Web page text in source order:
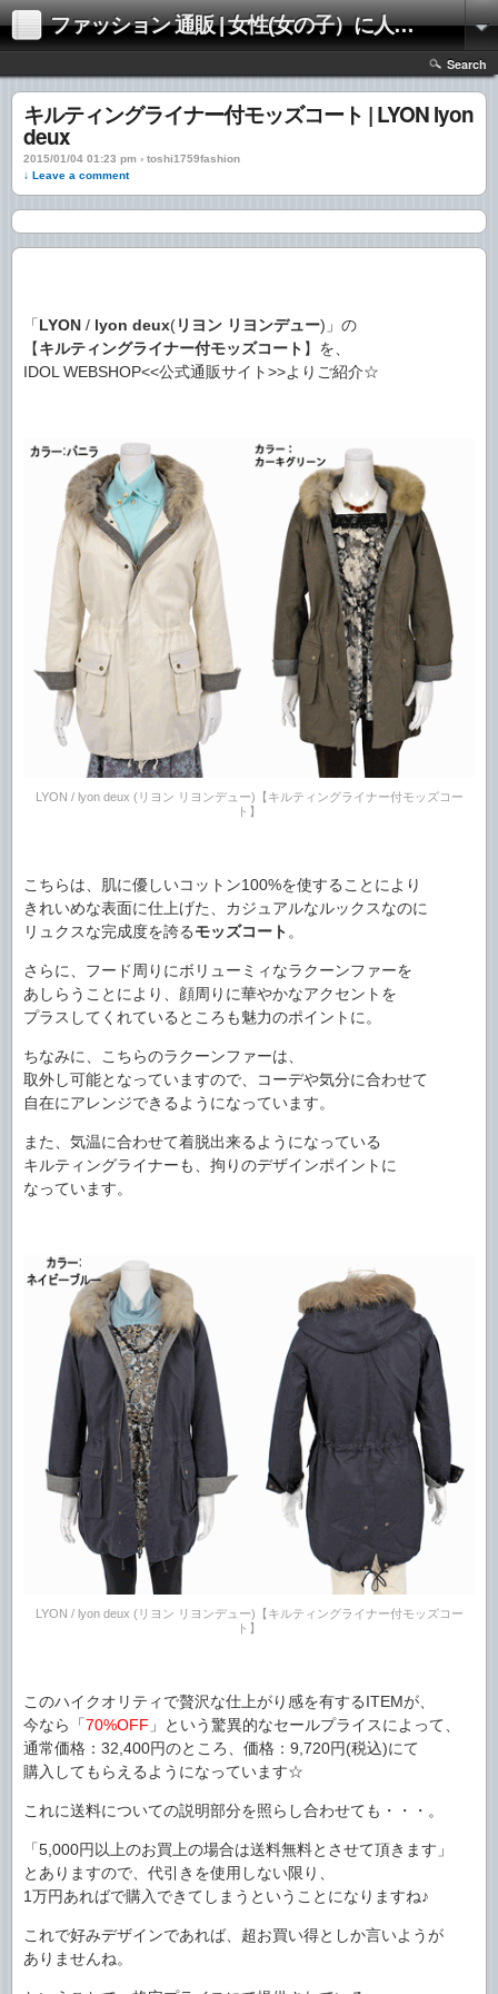
ファッション 通販 | 女性(女の子）に人気のファッションの通販 | 情報
Search
キルティングライナー付モッズコート | LYON lyon
deux
2015/01/04 01:23 pm › toshi1759fashion
↓ Leave a comment
「LYON / lyon deux(リヨン リヨンデュー)」の
【キルティングライナー付モッズコート 】を、
IDOL WEBSHOP<<公式通販サイト>>よりご紹介☆
LYON / lyon deux (リヨン リヨンデュー)【キルティングライナー付モッズコー
ト】
こちらは、肌に優しいコットン100%を使することにより
きれいめな表面に仕上げた、カジュアルなルックスなのに
リュクスな完成度を誇るモッズコート 。
さらに、フード周りにボリューミィなラクーンファーを
あしらうことにより、顔周りに華やかなアクセントを
プラスしてくれているところも魅力のポイントに。
ちなみに、こちらのラクーンファーは、
取外し可能となっていますので、コーデや気分に合わせて
自在にアレンジできるようになっています。
また、気温に合わせて着脱出来るようになっている
キルティングライナーも、拘りのデザインポイントに
なっています。
LYON / lyon deux (リヨン リヨンデュー)【キルティングライナー付モッズコー
ト】
このハイクオリティで贅沢な仕上がり感を有するITEMが、
今なら「70%OFF 」という驚異的なセールプライスによって、
通常価格：32,400円のところ、価格：9,720円(税込)にて
購入してもらえるようになっています☆
これに送料についての説明部分を照らし合わせても・・・。
「5,000円以上のお買上の場合は送料無料とさせて頂きます」
とありますので、代引きを使用しない限り、
1万円あればで購入できてしまうということになりますね♪
これで好みデザインであれば、超お買い得としか言いようが
ありませんね。